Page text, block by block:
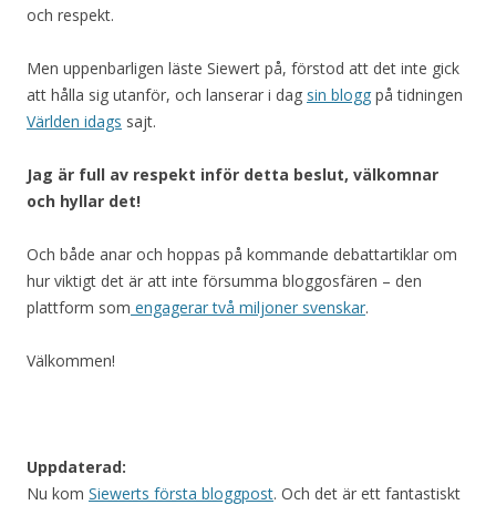
och respekt.
Men uppenbarligen läste Siewert på, förstod att det inte gick
att hålla sig utanför, och lanserar i dag sin blogg på tidningen
Världen idags sajt.
Jag är full av respekt inför detta beslut, välkomnar
och hyllar det!
Och både anar och hoppas på kommande debattartiklar om
hur viktigt det är att inte försumma bloggosfären – den
plattform som engagerar två miljoner svenskar.
Välkommen!
Uppdaterad:
Nu kom Siewerts första bloggpost. Och det är ett fantastiskt